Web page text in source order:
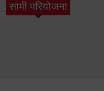
सामी परियोजना
(active tab)